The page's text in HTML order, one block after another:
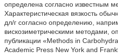
определена согласно известным
Характеристическая вязкость
дл/г согласно определению,
вискозиметрическими методами,
публикации «Methods in
Academic Press New York and